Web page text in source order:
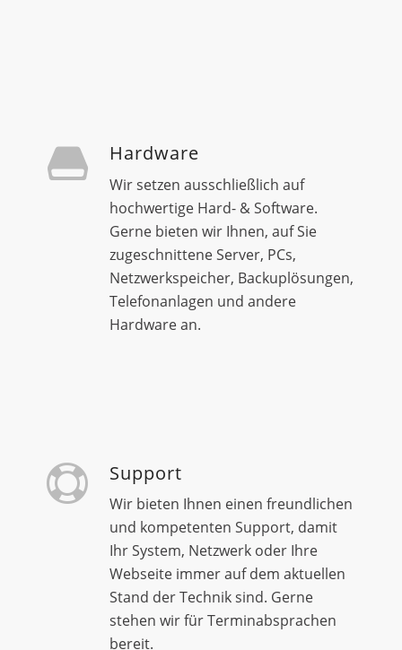
Hardware
Wir setzen ausschließlich auf
hochwertige Hard- & Software.
Gerne bieten wir Ihnen, auf Sie
zugeschnittene Server, PCs,
Netzwerkspeicher, Backuplösungen,
Telefonanlagen und andere
Hardware an.
Support
Wir bieten Ihnen einen freundlichen
und kompetenten Support, damit
Ihr System, Netzwerk oder Ihre
Webseite immer auf dem aktuellen
Stand der Technik sind. Gerne
stehen wir für Terminabsprachen
bereit.